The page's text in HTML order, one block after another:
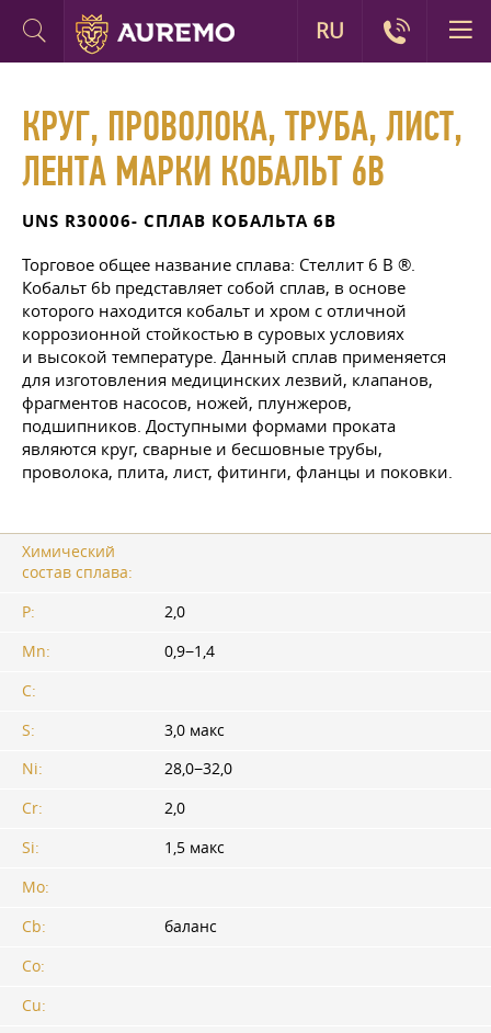
КРУГ, ПРОВОЛОКА, ТРУБА, ЛИСТ,
ЛЕНТА МАРКИ КОБАЛЬТ 6B
UNS R30006- СПЛАВ КОБАЛЬТА 6B
Торговое общее название сплава: Стеллит 6 В ®.
Кобальт 6b представляет собой сплав, в основе
которого находится кобальт и хром с отличной
коррозионной стойкостью в суровых условиях
и высокой температуре. Данный сплав применяется
для изготовления медицинских лезвий, клапанов,
фрагментов насосов, ножей, плунжеров,
подшипников. Доступными формами проката
являются круг, сварные и бесшовные трубы,
проволока, плита, лист, фитинги, фланцы и поковки.
Химический
состав сплава:
P:
2,0
Mn:
0,9−1,4
C:
S:
3,0 макс
Ni:
28,0−32,0
Cr:
2,0
Si:
1,5 макс
Mo:
Cb:
баланс
Co:
Cu:
RU